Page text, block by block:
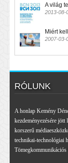
A világ
2013-08-
Miért
2007-03-
RÓLUNK
A honlap Kemény
kezdeményezésére
korszerű
technikai-technológiai
Tömegkommunikációs